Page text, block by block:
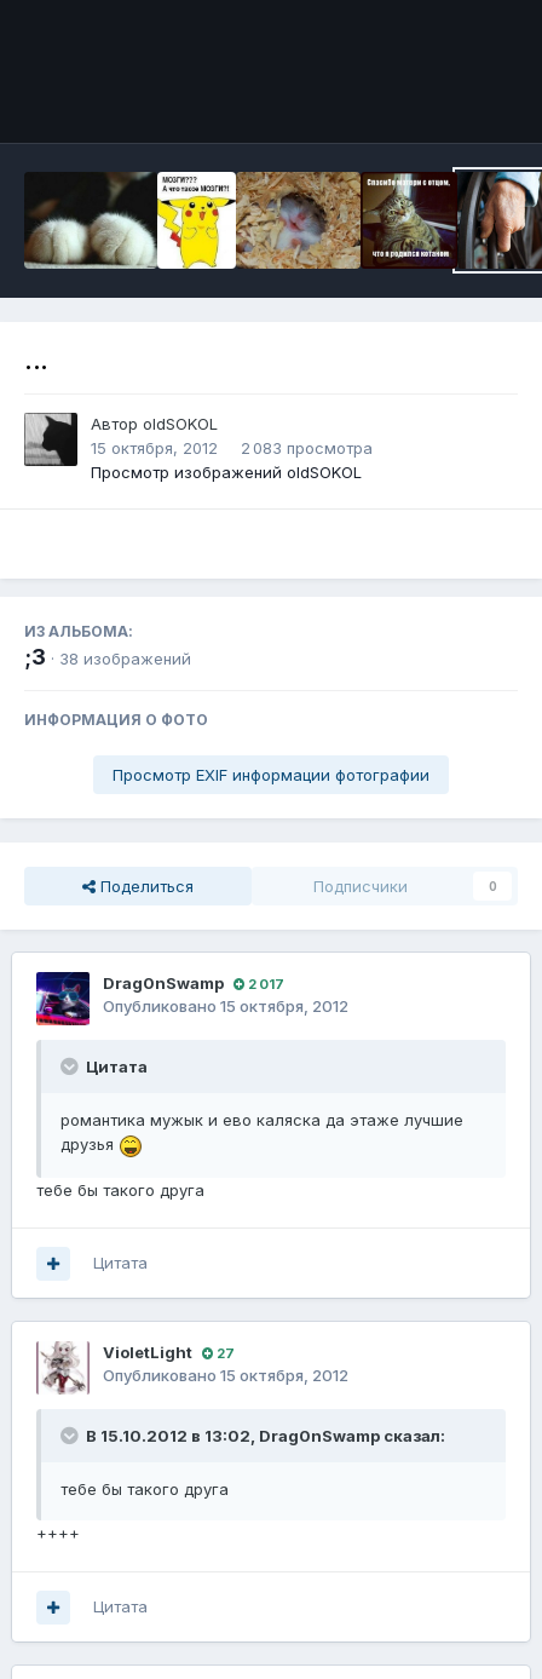
...
Автор oldSOKОL
15 октября, 2012
2 083 просмотра
Просмотр изображений oldSOKОL
ИЗ АЛЬБОМА:
;3 · 38 изображений
ИНФОРМАЦИЯ О ФОТО
Просмотр EXIF информации фотографии
Поделиться Подписчики 0
Drag0nSwamp 2 017
Опубликовано 15 октября, 2012
Цитата
романтика мужык и ево каляска да этаже лучшие
друзья
тебе бы такого друга
Цитата
VioletLight 27
Опубликовано 15 октября, 2012
В 15.10.2012 в 13:02, Drag0nSwamp сказал:
тебе бы такого друга
++++
Цитата